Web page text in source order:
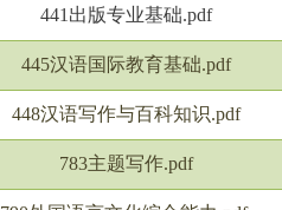
441出版专业基础.pdf
445汉语国际教育基础.pdf
448汉语写作与百科知识.pdf
783主题写作.pdf